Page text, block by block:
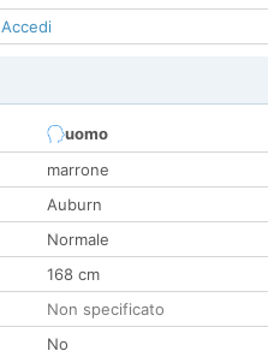
Accedi
uomo
marrone
Auburn
Normale
168 cm
Non specificato
No